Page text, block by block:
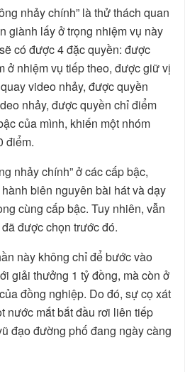
nhảy chính” là thử thách quan
giành lấy ở trọng nhiệm vụ này
có được 4 đặc quyền: được
ở nhiệm vụ tiếp theo, được giữ vị
video nhảy, được quyền
nhảy, được quyền chỉ điểm
của mình, khiến một nhóm
điểm.
nhảy chính” ở các cấp bậc,
biên nguyên bài hát và dạy
cùng cấp bậc. Tuy nhiên, vẫn
được chọn trước đó.
này không chỉ để bước vào
giải thưởng 1 tỷ đồng, mà còn ở
đồng nghiệp. Do đó, sự cọ xát
nước mắt bắt đầu rơi liên tiếp
đạo đường phố đang ngày càng